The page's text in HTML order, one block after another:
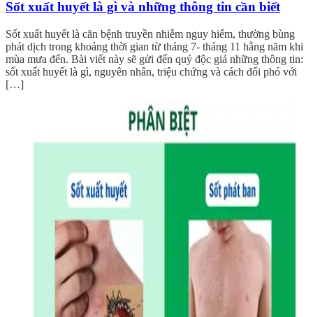
Sốt xuất huyết là gì và những thông tin cần biết
Sốt xuất huyết là căn bệnh truyền nhiễm nguy hiểm, thường bùng
phát dịch trong khoảng thời gian từ tháng 7- tháng 11 hằng năm khi
mùa mưa đến. Bài viết này sẽ gửi đến quý độc giả những thông tin:
sốt xuất huyết là gì, nguyên nhân, triệu chứng và cách đối phó với
[…]